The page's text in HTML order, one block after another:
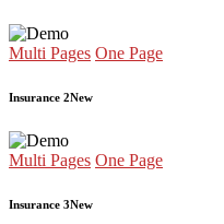
Multi Pages One Page
Insurance 2New
Multi Pages One Page
Insurance 3New